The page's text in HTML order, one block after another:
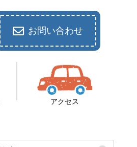
お問い合わせ
アクセス